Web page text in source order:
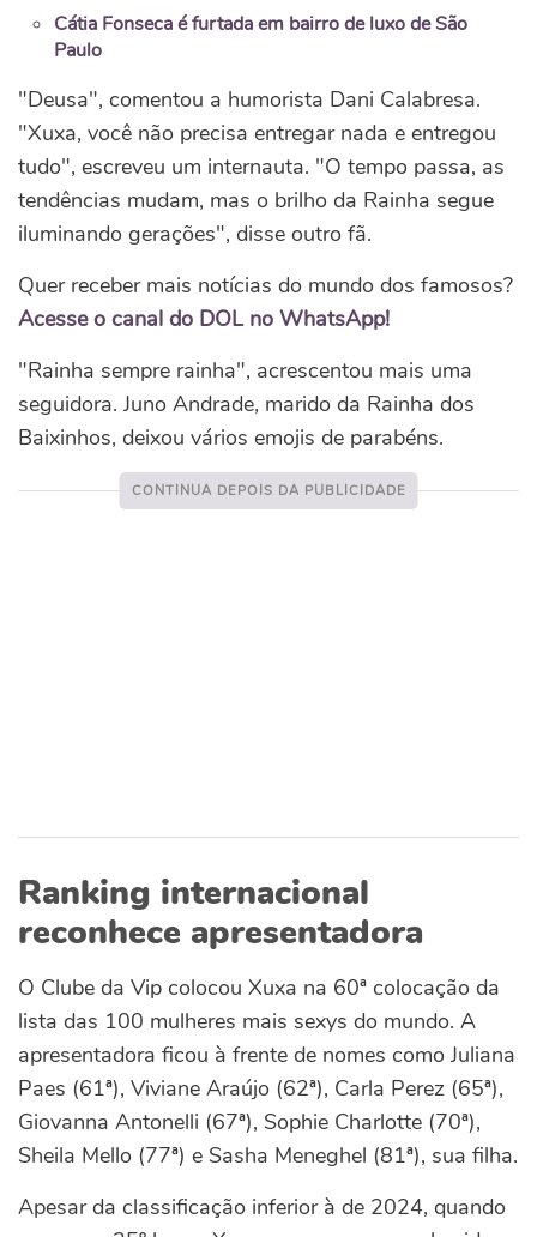
Cátia Fonseca é furtada em bairro de luxo de São
Paulo
"Deusa", comentou a humorista Dani Calabresa.
"Xuxa, você não precisa entregar nada e entregou
tudo", escreveu um internauta. "O tempo passa, as
tendências mudam, mas o brilho da Rainha segue
iluminando gerações", disse outro fã.
Quer receber mais notícias do mundo dos famosos?
Acesse o canal do DOL no WhatsApp!
"Rainha sempre rainha", acrescentou mais uma
seguidora. Juno Andrade, marido da Rainha dos
Baixinhos, deixou vários emojis de parabéns.
Ranking internacional
reconhece apresentadora
O Clube da Vip colocou Xuxa na 60ª colocação da
lista das 100 mulheres mais sexys do mundo. A
apresentadora ficou à frente de nomes como Juliana
Paes (61ª), Viviane Araújo (62ª), Carla Perez (65ª),
Giovanna Antonelli (67ª), Sophie Charlotte (70ª),
Sheila Mello (77ª) e Sasha Meneghel (81ª), sua filha.
Apesar da classificação inferior à de 2024, quando